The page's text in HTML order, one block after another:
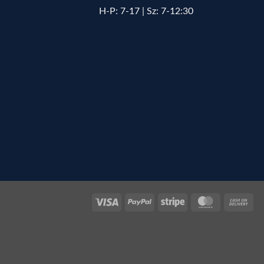
H-P: 7-17 | Sz: 7-12:30
Visa PayPal Stripe MasterCard